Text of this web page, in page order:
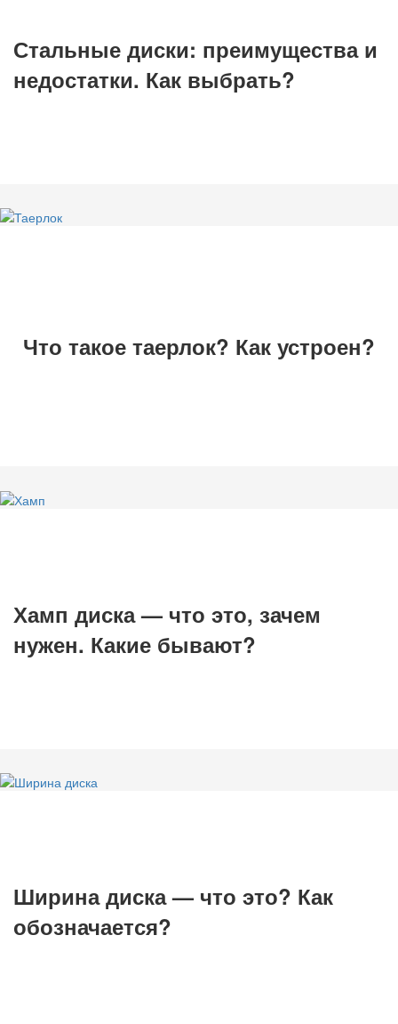
Стальные диски: преимущества и
недостатки. Как выбрать?
Что такое таерлок? Как устроен?
Хамп диска — что это, зачем
нужен. Какие бывают?
Ширина диска — что это? Как
обозначается?